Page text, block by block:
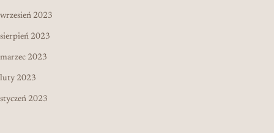
wrzesień 2023
sierpień 2023
marzec 2023
luty 2023
styczeń 2023